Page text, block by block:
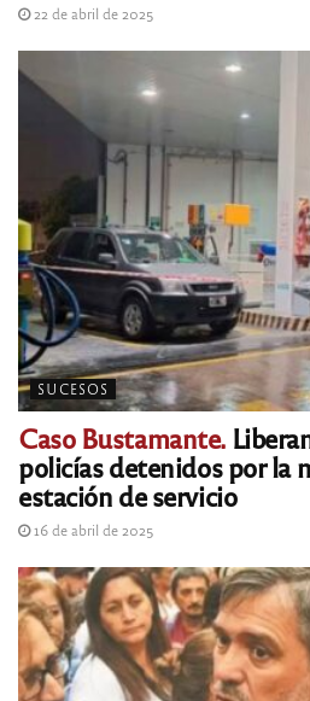
22 de abril de 2025
SUCESOS
Caso Bustamante.
policías detenidos por la
estación de servicio
16 de abril de 2025